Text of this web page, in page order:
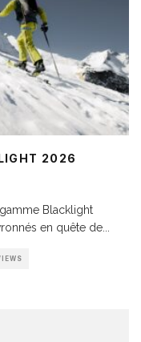
2026
Blacklight
en quête de